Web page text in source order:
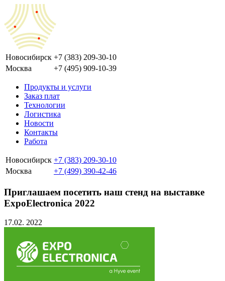
Новосибирск +7 (383) 209-30-10
Москва
+7 (495) 909-10-39
Продукты и услуги
Заказ плат
Технологии
Логистика
Новости
Контакты
Работа
Новосибирск +7 (383) 209-30-10
Москва
+7 (499) 390-42-46
Приглашаем посетить наш стенд на выставке
ExpoElectronica 2022
17.02. 2022